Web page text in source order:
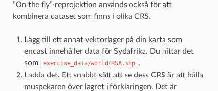
”On the fly”-reprojektion används också för att
kombinera dataset som finns i olika CRS.
Lägg till ett annat vektorlager på din karta som
endast innehåller data för Sydafrika. Du hittar det
som
exercise_data/world/RSA.shp .
Ladda det. Ett snabbt sätt att se dess CRS är att hålla
muspekaren över lagret i förklaringen. Det är